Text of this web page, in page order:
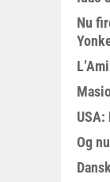
Nu
USA:
Og